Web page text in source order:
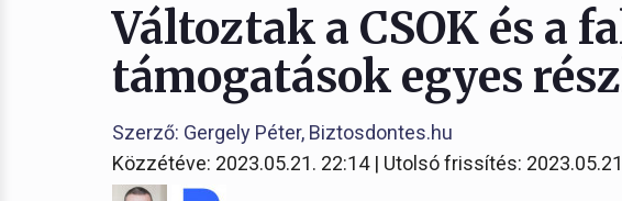
Változtak a CSOK és a
támogatások egyes
Szerző: Gergely Péter, Biztosdontes.hu
Közzétéve: 2023.05.21. 22:14 | Utolsó frissítés: